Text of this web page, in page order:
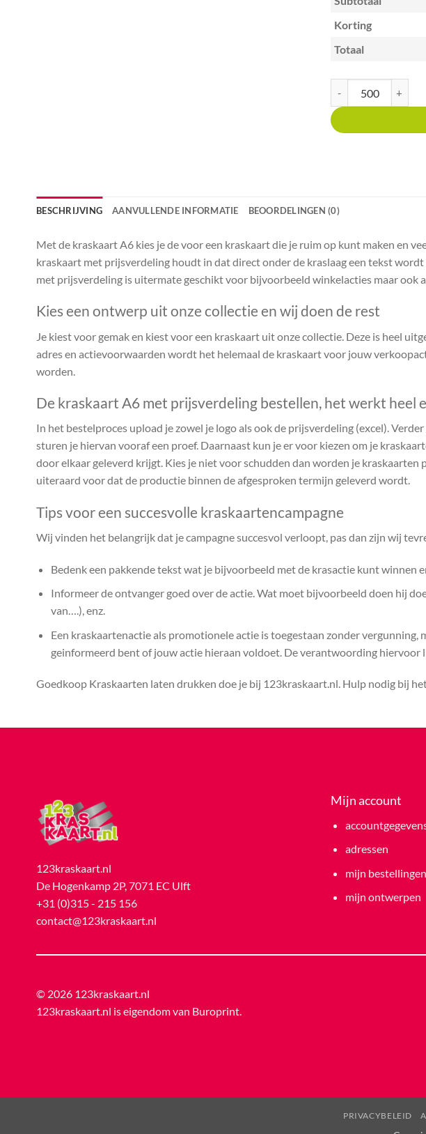
Korting
Totaal
BESCHRIJVING AANVULLENDE INFORMATIE BEOORDELINGEN (0)
Met de kraskaart A6 kies je de voor een kraskaart die je ruim op kunt maken en
kraskaart met prijsverdeling houdt in dat direct onder de kraslaag een tekst
met prijsverdeling is uitermate geschikt voor bijvoorbeeld winkelacties maar ook
Kies een ontwerp uit onze collectie en wij doen de rest
Je kiest voor gemak en kiest voor een kraskaart uit onze collectie. Deze is heel
adres en actievoorwaarden wordt het helemaal de kraskaart voor jouw
worden.
De kraskaart A6 met prijsverdeling bestellen, het werkt heel
In het bestelproces upload je zowel je logo als ook de prijsverdeling (excel).
sturen je hiervan vooraf een proef. Daarnaast kun je er voor kiezen om je
door elkaar geleverd krijgt. Kies je niet voor schudden dan worden je
uiteraard voor dat de productie binnen de afgesproken termijn geleverd wordt.
Tips voor een succesvolle kraskaartencampagne
Wij vinden het belangrijk dat je campagne succesvol verloopt, pas dan zijn wij
Bedenk een pakkende tekst wat je bijvoorbeeld met de krasactie kunt winnen
Informeer de ontvanger goed over de actie. Wat moet bijvoorbeeld doen hij
van….), enz.
Een kraskaartenactie als promotionele actie is toegestaan zonder vergunning,
geinformeerd bent of jouw actie hieraan voldoet. De verantwoording
Goedkoop Kraskaarten laten drukken doe je bij 123kraskaart.nl. Hulp nodig bij
123kraskaart.nl
De Hogenkamp 2P, 7071 EC Ulft
+31 (0)315 - 215 156
contact@123kraskaart.nl
Mijn account
adressen
mijn bestellingen
mijn ontwerpen
© 2026 123kraskaart.nl
123kraskaart.nl is eigendom van Buroprint.
PRIVACYBELEID